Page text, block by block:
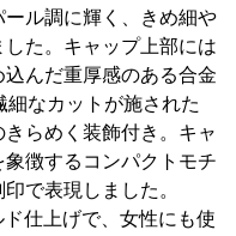
ル調に輝く、きめ細や
た。キャップ上部には
んだ重厚感のある合金
なカットが施された
らめく装飾付き。キャ
徴するコンパクトモチ
で表現しました。
仕上げで、女性にも使